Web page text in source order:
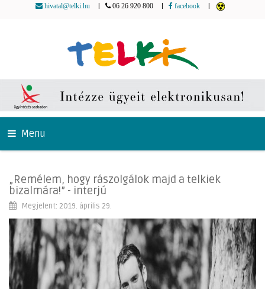
hivatal@telki.hu 06 26 920 800 facebook
Menu
„Remélem, hogy rászolgálok majd a telkiek
bizalmára!” - interjú
Megjelent: 2019. április 29.